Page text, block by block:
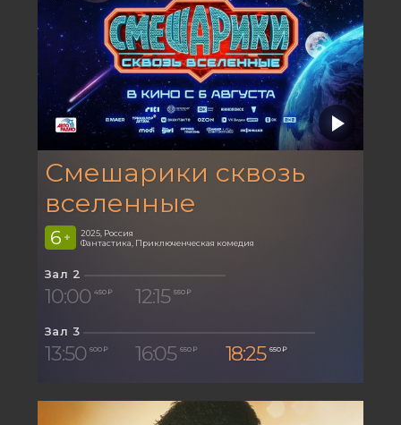
Смешарики сквозь
вселенные
6 +
2025, Россия
Фантастика, Приключенческая комедия
Зал 2
10:00 450 ₽ 12:15 550 ₽
Зал 3
13:50 600 ₽ 16:05 650 ₽ 18:25 650 ₽